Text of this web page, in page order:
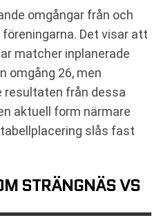
omgångar från och
Det visar att
matcher inplanerade
omgång 26, men
resultaten från dessa
aktuell form närmare
slås fast
STRÄNGNÄS VS